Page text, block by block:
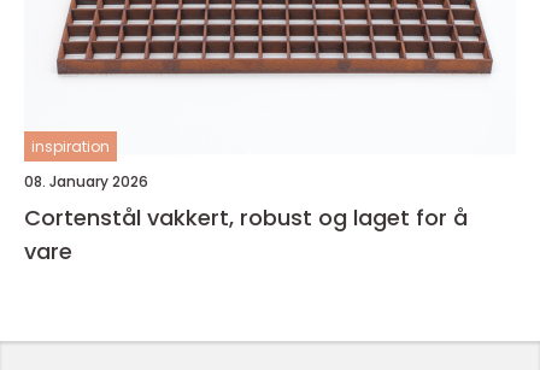
inspiration
08. January 2026
Cortenstål vakkert, robust og laget for å
vare